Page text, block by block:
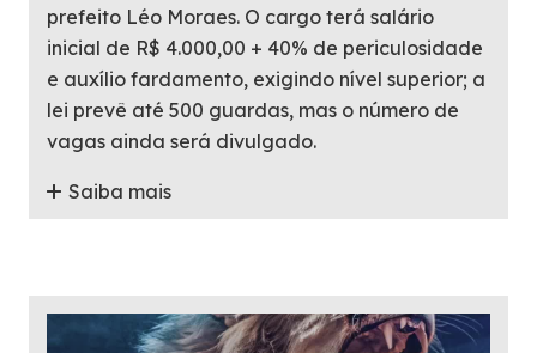
prefeito Léo Moraes. O cargo terá salário
inicial de R$ 4.000,00 + 40% de periculosidade
e auxílio fardamento, exigindo nível superior; a
lei prevê até 500 guardas, mas o número de
vagas ainda será divulgado.
Saiba mais